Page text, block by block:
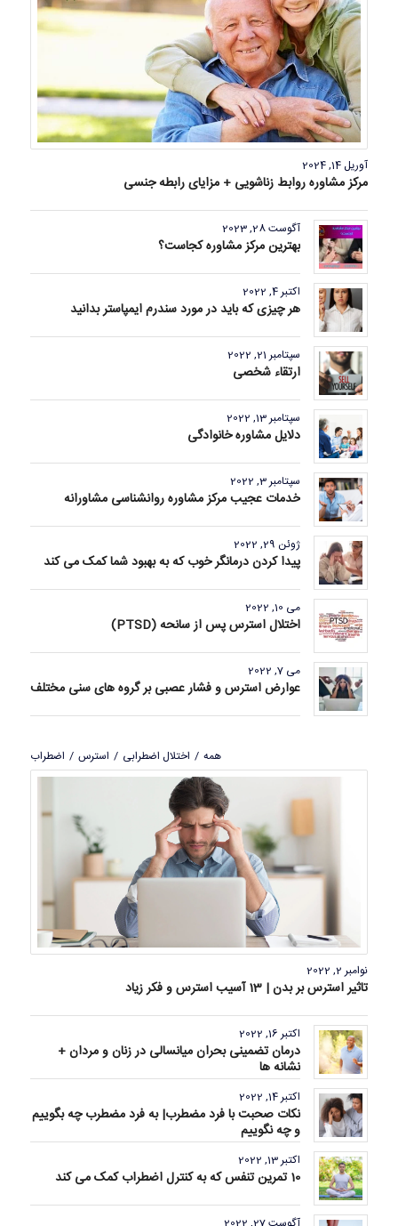
آوریل 14, 2024
مرکز مشاوره روابط زناشویی + مزایای رابطه جنسی
آگوست 28, 2023
بهترین مرکز مشاوره کجاست؟
اکتبر 4, 2022
هر چیزی که باید در مورد سندرم ایمپاستر بدانید
سپتامبر 21, 2022
ارتقاء شخصی
سپتامبر 13, 2022
دلایل مشاوره خانوادگی
سپتامبر 3, 2022
خدمات عجیب مرکز مشاوره روانشناسی مشاورانه
ژوئن 29, 2022
پیدا کردن درمانگر خوب که به بهبود شما کمک می کند
می 10, 2022
اختلال استرس پس از سانحه (PTSD)
می 7, 2022
عوارض استرس و فشار عصبی بر گروه های سنی مختلف
همه / اختلال اضطرابی / استرس / اضطراب
نوامبر 2, 2022
تاثیر استرس بر بدن | 13 آسیب استرس و فکر زیاد
اکتبر 16, 2022
درمان تضمینی بحران میانسالی در زنان و مردان +
نشانه ها
اکتبر 14, 2022
نکات صحبت با فرد مضطرب| به فرد مضطرب چه بگوییم
و چه نگوییم
اکتبر 13, 2022
10 تمرین تنفس که به کنترل اضطراب کمک می کند